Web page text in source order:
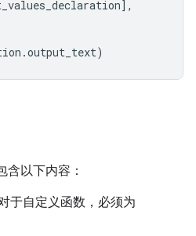
],
.output_text)
含以下内容：
于自定义函数，必须为